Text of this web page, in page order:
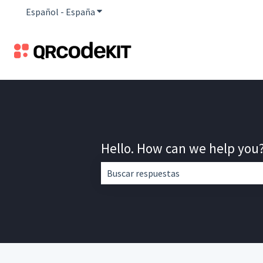
Español - España Traducciones de Mostrar submenú de
Hello. How can we help